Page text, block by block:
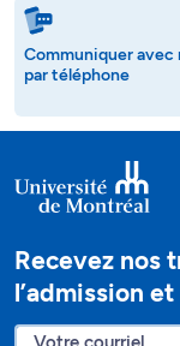
Communiquer avec
par téléphone
Recevez nos
l’admission